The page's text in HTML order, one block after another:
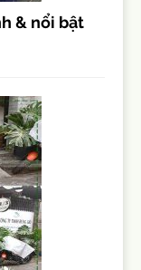
& nổi bật